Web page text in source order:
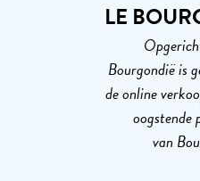
LE
Bourgondië is
de online
oogstende
van